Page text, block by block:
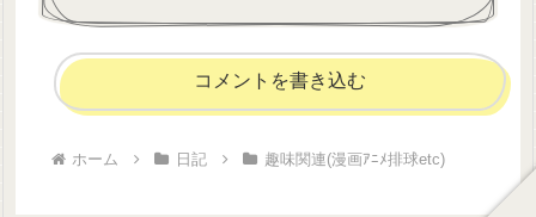
コメントを書き込む
ホーム 日記 趣味関連(漫画ｱﾆﾒ排球etc)